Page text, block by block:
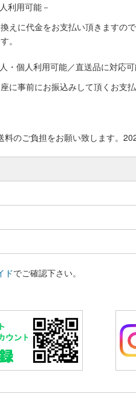
利用可能－
えに代金をお支払い頂きますの
。
・個人利用可能／直送品に対応可
に事前にお振込みして頂くお支払
料のご負担をお願い致します。
ドでご確認下さい。